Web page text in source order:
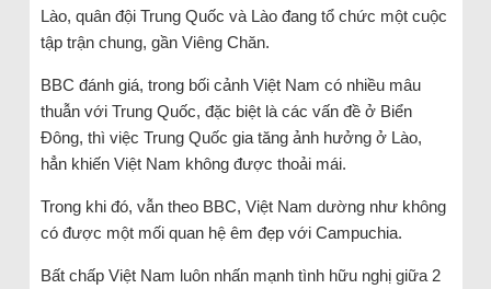
Lào, quân đội Trung Quốc và Lào đang tổ chức một cuộc
tập trận chung, gần Viêng Chăn.
BBC đánh giá, trong bối cảnh Việt Nam có nhiều mâu
thuẫn với Trung Quốc, đặc biệt là các vấn đề ở Biển
Đông, thì việc Trung Quốc gia tăng ảnh hưởng ở Lào,
hẳn khiến Việt Nam không được thoải mái.
Trong khi đó, vẫn theo BBC, Việt Nam dường như không
có được một mối quan hệ êm đẹp với Campuchia.
Bất chấp Việt Nam luôn nhấn mạnh tình hữu nghị giữa 2